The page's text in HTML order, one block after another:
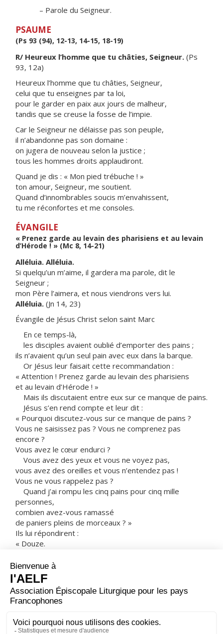
– Parole du Seigneur.
PSAUME
(Ps 93 (94), 12-13, 14-15, 18-19)
R/ Heureux l’homme que tu châties, Seigneur. (Ps
93, 12a)
Heureux l’homme que tu châties, Seigneur,
celui que tu enseignes par ta loi,
pour le garder en paix aux jours de malheur,
tandis que se creuse la fosse de l’impie.
Car le Seigneur ne délaisse pas son peuple,
il n’abandonne pas son domaine :
on jugera de nouveau selon la justice ;
tous les hommes droits applaudiront.
Quand je dis : « Mon pied trébuche ! »
ton amour, Seigneur, me soutient.
Quand d’innombrables soucis m’envahissent,
tu me réconfortes et me consoles.
ÉVANGILE
« Prenez garde au levain des pharisiens et au levain
d’Hérode ! » (Mc 8, 14-21)
Alléluia. Alléluia.
Si quelqu’un m’aime, il gardera ma parole, dit le
Seigneur ;
mon Père l’aimera, et nous viendrons vers lui.
Alléluia. (Jn 14, 23)
Évangile de Jésus Christ selon saint Marc
En ce temps-là,
les disciples avaient oublié d’emporter des pains ;
ils n’avaient qu’un seul pain avec eux dans la barque.
Or Jésus leur faisait cette recommandation :
« Attention ! Prenez garde au levain des pharisiens
et au levain d’Hérode ! »
Mais ils discutaient entre eux sur ce manque de pains.
Jésus s’en rend compte et leur dit :
« Pourquoi discutez-vous sur ce manque de pains ?
Vous ne saisissez pas ? Vous ne comprenez pas
encore ?
Vous avez le cœur endurci ?
Vous avez des yeux et vous ne voyez pas,
vous avez des oreilles et vous n’entendez pas !
Vous ne vous rappelez pas ?
Quand j’ai rompu les cinq pains pour cinq mille
personnes,
combien avez-vous ramassé
de paniers pleins de morceaux ? »
Ils lui répondirent :
« Douze.
combien avez-vous rempli de corbeilles
en ramassant les morceaux ? »
Ils lui répondirent :
« Sept. »
Il leur disait :
« Vous ne comprenez pas encore ? »
– Acclamons la Parole de Dieu.